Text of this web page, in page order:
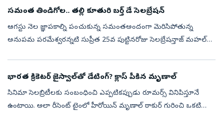
సమంత తిండిగోల.. తల్లి కూతురి బర్త్ డే సెలబ్రేషన్
ఆగస్టు నెల జ్ఞాపకాల్ని పంచుకున్న సమంతఅందంగా మెరిసిపోతున్న
అనుపమ పరమేశ్వరన్నటి సుప్రీత 25వ పుట్టినరోజు సెలబ్రేషన్తాజ్ మహల్
భారత క్రికెటర్ జైస్వాల్‌తో డేటింగ్? క్లాస్ పీకిన మృణాల్
సినిమా సెలబ్రిటీలకు సంబంధించి ఎప్పటికప్పుడు రూమర్స్ వినిపిస్తూనే
ఉంటాయి. అలా రీసెంట్ టైంలో హీరోయిన్ మృణాల్ ఠాకుర్ గురించి ఒకటి